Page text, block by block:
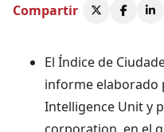
Compartir
El Índice de
informe elaborado
Intelligence Unit y